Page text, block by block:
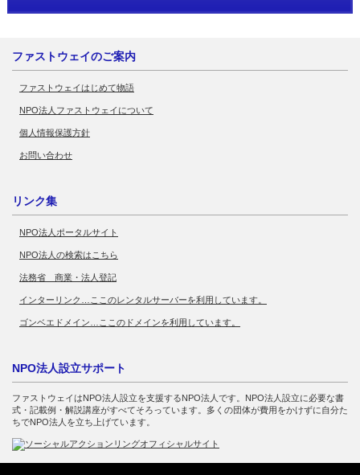
ファストウェイのご案内
ファストウェイはじめて物語
NPO法人ファストウェイについて
個人情報保護方針
お問い合わせ
リンク集
NPO法人ポータルサイト
NPO法人の検索はこちら
法務省 商業・法人登記
インターリンク…ここのレンタルサーバーを利用しています。
ゴンベエドメイン…ここのドメインを利用しています。
NPO法人設立サポート
ファストウェイはNPO法人設立を支援するNPO法人です。NPO法人設立に必要な書
式・記載例・解説講座がすべてそろっています。多くの団体が費用をかけずに自分た
ちでNPO法人を立ち上げています。